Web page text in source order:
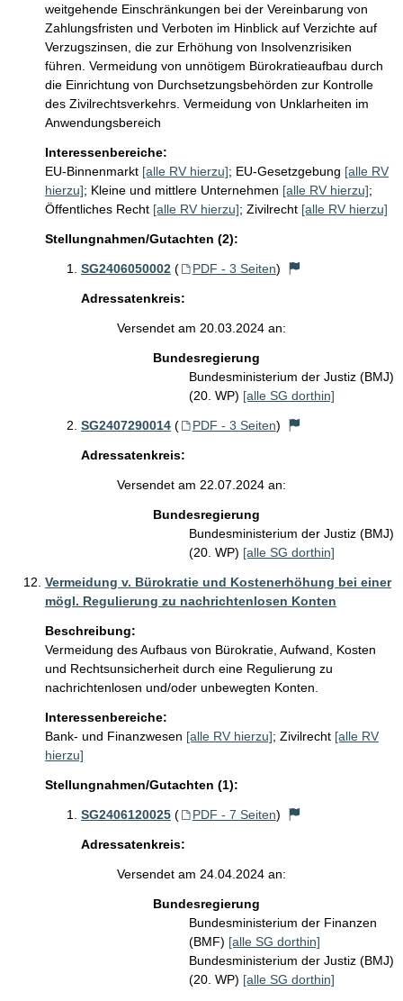
weitgehende Einschränkungen bei der Vereinbarung von
Zahlungsfristen und Verboten im Hinblick auf Verzichte auf
Verzugszinsen, die zur Erhöhung von Insolvenzrisiken
führen. Vermeidung von unnötigem Bürokratieaufbau durch
die Einrichtung von Durchsetzungsbehörden zur Kontrolle
des Zivilrechtsverkehrs. Vermeidung von Unklarheiten im
Anwendungsbereich
Interessenbereiche:
EU-Binnenmarkt [alle RV hierzu]; EU-Gesetzgebung [alle RV
hierzu]; Kleine und mittlere Unternehmen [alle RV hierzu];
Öffentliches Recht [alle RV hierzu]; Zivilrecht [alle RV hierzu]
Stellungnahmen/Gutachten (2):
SG2406050002 ( PDF - 3 Seiten)
Adressatenkreis:
Versendet am 20.03.2024 an:
Bundesregierung
Bundesministerium der Justiz (BMJ)
(20. WP) [alle SG dorthin]
SG2407290014 ( PDF - 3 Seiten)
Adressatenkreis:
Versendet am 22.07.2024 an:
Bundesregierung
Bundesministerium der Justiz (BMJ)
(20. WP) [alle SG dorthin]
Vermeidung v. Bürokratie und Kostenerhöhung bei einer
mögl. Regulierung zu nachrichtenlosen Konten
Beschreibung:
Vermeidung des Aufbaus von Bürokratie, Aufwand, Kosten
und Rechtsunsicherheit durch eine Regulierung zu
nachrichtenlosen und/oder unbewegten Konten.
Interessenbereiche:
Bank- und Finanzwesen [alle RV hierzu]; Zivilrecht [alle RV
hierzu]
Stellungnahmen/Gutachten (1):
SG2406120025 ( PDF - 7 Seiten)
Adressatenkreis:
Versendet am 24.04.2024 an:
Bundesregierung
Bundesministerium der Finanzen
(BMF) [alle SG dorthin]
Bundesministerium der Justiz (BMJ)
(20. WP) [alle SG dorthin]